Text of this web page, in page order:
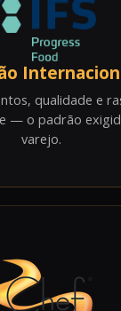
qualidade e
— o padrão
varejo.